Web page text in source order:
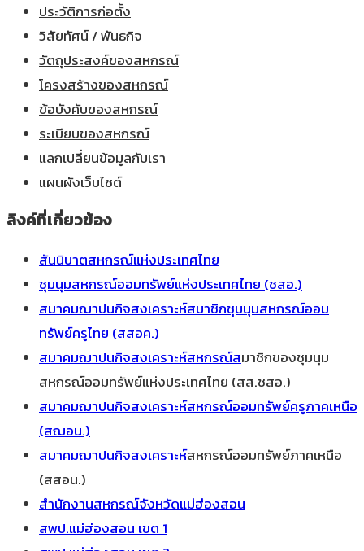
ประวัติการก่อตั้ง
วิสัยทัศน์ / พันธกิจ
วัตถุประสงค์ของสหกรณ์
โครงสร้างของสหกรณ์
ข้อบังคับของสหกรณ์
ระเบียบของสหกรณ์
แลกเปลี่ยนข้อมูลกับเรา
แผนผังเว็บไซต์
ลิงค์ที่เกี่ยวข้อง
สันนิบาตสหกรณ์แห่งประเทศไทย
ชุมนุมสหกรณ์ออมทรัพย์แห่งประเทศไทย (ชสอ.)
สมาคมฌาปนกิจสงเคราะห์สมาชิกชุมนุมสหกรณ์ออม
ทรัพย์ครูไทย (สสอค.)
สมาคมฌาปนกิจสงเคราะห์สหกรณ์สมาชิกของชุมนุม
สหกรณ์ออมทรัพย์แห่งประเทศไทย (สส.ชสอ.)
สมาคมฌาปนกิจสงเคราะห์สหกรณ์ออมทรัพย์ครูภาคเหนือ
(สฌอน.)
สมาคมฌาปนกิจสงเคราะห์สหกรณ์ออมทรัพย์ภาคเหนือ
(สสอน.)
สำนักงานสหกรณ์จังหวัดแม่ฮ่องสอน
สพป.แม่ฮ่องสอน เขต 1